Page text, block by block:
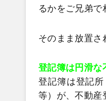
るかをご兄弟で
そのまま放置さ
登記簿は円滑な
登記簿は登記
等）が、不動産